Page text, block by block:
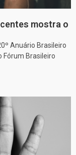
mostra o
Anuário Brasileiro
Fórum Brasileiro